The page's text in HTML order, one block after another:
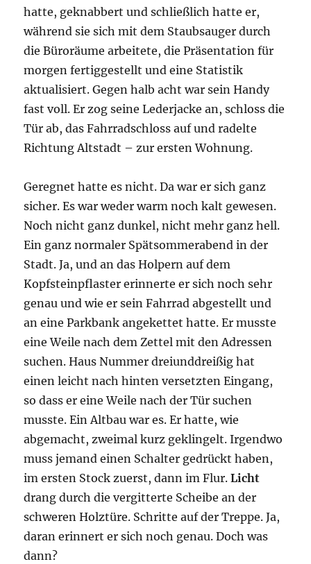
hatte, geknabbert und schließlich hatte er,
während sie sich mit dem Staubsauger durch
die Büroräume arbeitete, die Präsentation für
morgen fertiggestellt und eine Statistik
aktualisiert. Gegen halb acht war sein Handy
fast voll. Er zog seine Lederjacke an, schloss die
Tür ab, das Fahrradschloss auf und radelte
Richtung Altstadt – zur ersten Wohnung.
Geregnet hatte es nicht. Da war er sich ganz
sicher. Es war weder warm noch kalt gewesen.
Noch nicht ganz dunkel, nicht mehr ganz hell.
Ein ganz normaler Spätsommerabend in der
Stadt. Ja, und an das Holpern auf dem
Kopfsteinpflaster erinnerte er sich noch sehr
genau und wie er sein Fahrrad abgestellt und
an eine Parkbank angekettet hatte. Er musste
eine Weile nach dem Zettel mit den Adressen
suchen. Haus Nummer dreiunddreißig hat
einen leicht nach hinten versetzten Eingang,
so dass er eine Weile nach der Tür suchen
musste. Ein Altbau war es. Er hatte, wie
abgemacht, zweimal kurz geklingelt. Irgendwo
muss jemand einen Schalter gedrückt haben,
im ersten Stock zuerst, dann im Flur.Licht
drang durch die vergitterte Scheibe an der
schweren Holztüre. Schritte auf der Treppe. Ja,
daran erinnert er sich noch genau. Doch was
dann?